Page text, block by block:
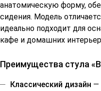
анатомическую форму,
сидения. Модель
идеально подходит для
кафе и домашних
Преимущества стула
Классический дизайн —